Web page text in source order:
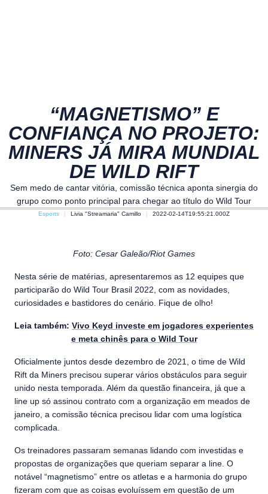
“MAGNETISMO” E
CONFIANÇA NO PROJETO:
MINERS JÁ MIRA MUNDIAL
DE WILD RIFT
Sem medo de cantar vitória, comissão técnica aponta sinergia do
grupo como ponto principal para chegar ao título do Wild Tour
Esports Livia "Streamaria" Camillo 2022-02-14T19:55:21.000Z
Foto: Cesar Galeão/Riot Games
Nesta série de matérias, apresentaremos as 12 equipes que
participarão do Wild Tour Brasil 2022, com as novidades,
curiosidades e bastidores do cenário. Fique de olho!
Leia também: Vivo Keyd investe em jogadores experientes
e meta chinês para o Wild Tour
Oficialmente juntos desde dezembro de 2021, o time de Wild
Rift da Miners precisou superar vários obstáculos para seguir
unido nesta temporada. Além da questão financeira, já que a
line up só assinou contrato com a organização em meados de
janeiro, a comissão técnica precisou lidar com uma logística
complicada.
Os treinadores passaram semanas lidando com investidas e
propostas de organizações que queriam separar a line. O
notável “magnetismo” entre os atletas e a harmonia do grupo
fizeram com que as coisas evoluíssem em questão de um